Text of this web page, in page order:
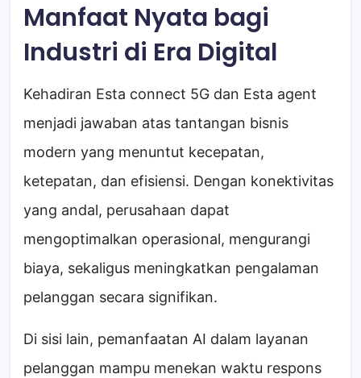
Manfaat Nyata bagi
Industri di Era Digital
Kehadiran Esta connect 5G dan Esta agent
menjadi jawaban atas tantangan bisnis
modern yang menuntut kecepatan,
ketepatan, dan efisiensi. Dengan konektivitas
yang andal, perusahaan dapat
mengoptimalkan operasional, mengurangi
biaya, sekaligus meningkatkan pengalaman
pelanggan secara signifikan.
Di sisi lain, pemanfaatan AI dalam layanan
pelanggan mampu menekan waktu respons